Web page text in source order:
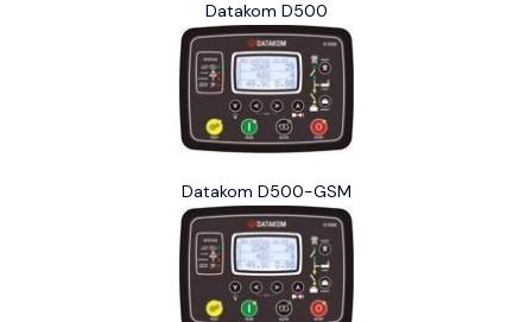
Datakom D500
Datakom D500-GSM